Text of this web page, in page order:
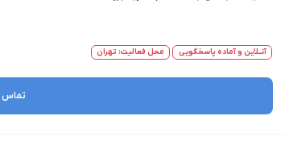
آنــلاین و آماده پاسخگویی محل فعالیت: تهران
تماس